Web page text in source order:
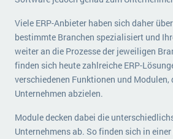
Viele ERP-Anbieter haben sich daher
bestimmte Branchen spezialisiert und
weiter an die Prozesse der jeweiligen
finden sich heute zahlreiche ERP-
verschiedenen Funktionen und
Unternehmen abzielen.
Module decken dabei die
Unternehmens ab. So finden sich in